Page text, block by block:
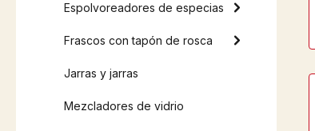
Espolvoreadores de especias
Frascos con tapón de rosca
Jarras y jarras
Mezcladores de vidrio